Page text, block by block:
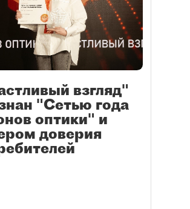
взгляд"
"Сетью года
оптики" и
доверия